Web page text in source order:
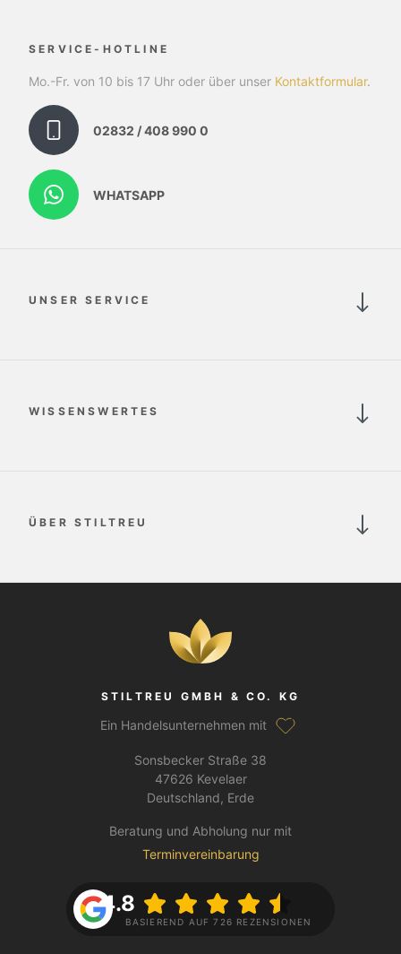
SERVICE-HOTLINE
Mo.-Fr. von 10 bis 17 Uhr oder über unser Kontaktformular.
02832 / 408 990 0
WHATSAPP
UNSER SERVICE
WISSENSWERTES
ÜBER STILTREU
STILTREU GMBH & CO. KG
Ein Handelsunternehmen mit
Sonsbecker Straße 38
47626 Kevelaer
Deutschland, Erde
Beratung und Abholung nur mit
Terminvereinbarung
4.8
BASIEREND AUF 726 REZENSIONEN